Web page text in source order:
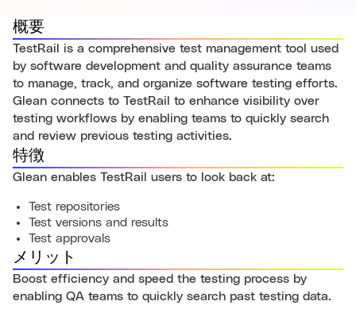
概要
TestRail is a comprehensive test management tool used
by software development and quality assurance teams
to manage, track, and organize software testing efforts.
Glean connects to TestRail to enhance visibility over
testing workflows by enabling teams to quickly search
and review previous testing activities.
特徴
Glean enables TestRail users to look back at:
Test repositories
Test versions and results
Test approvals
メリット
Boost efficiency and speed the testing process by
enabling QA teams to quickly search past testing data.